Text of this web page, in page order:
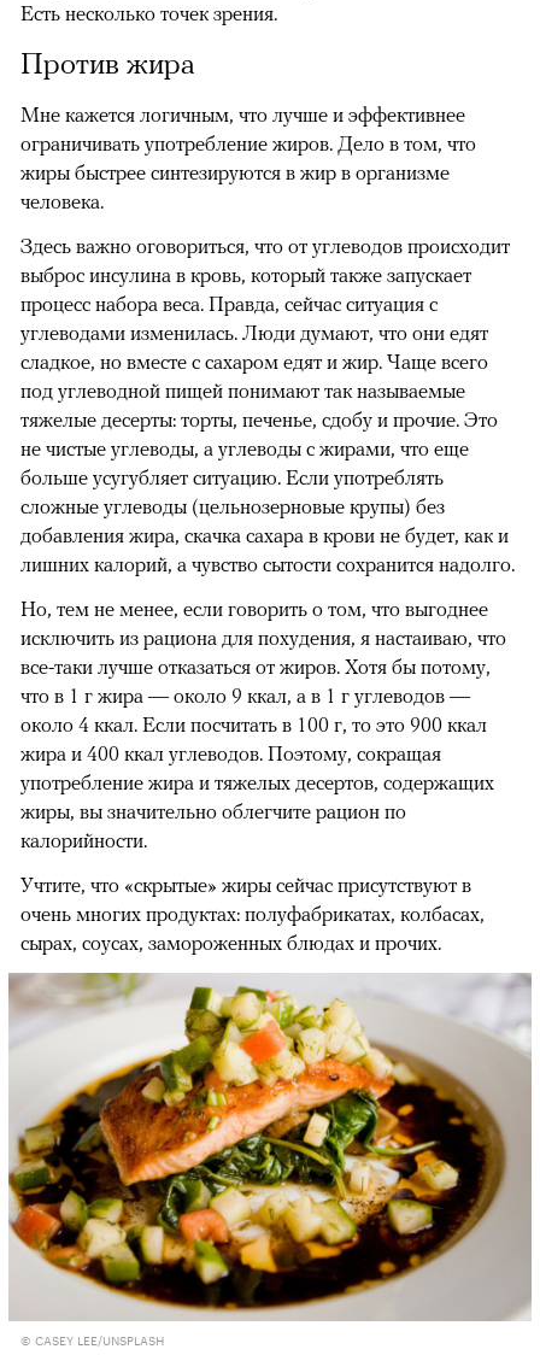
Есть несколько точек зрения.
Против жира
00:00 / 00:00
Мне кажется логичным, что лучше и эффективнее
ограничивать употребление жиров. Дело в том, что
жиры быстрее синтезируются в жир в организме
человека.
Здесь важно оговориться, что от углеводов происходит
выброс инсулина в кровь, который также запускает
процесс набора веса. Правда, сейчас ситуация с
углеводами изменилась. Люди думают, что они едят
сладкое, но вместе с сахаром едят и жир. Чаще всего
под углеводной пищей понимают так называемые
тяжелые десерты: торты, печенье, сдобу и прочие. Это
не чистые углеводы, а углеводы с жирами, что еще
больше усугубляет ситуацию. Если употреблять
сложные углеводы (цельнозерновые крупы) без
добавления жира, скачка сахара в крови не будет, как и
лишних калорий, а чувство сытости сохранится надолго.
Но, тем не менее, если говорить о том, что выгоднее
исключить из рациона для похудения, я настаиваю, что
все-таки лучше отказаться от жиров. Хотя бы потому,
что в 1 г жира — около 9 ккал, а в 1 г углеводов —
около 4 ккал. Если посчитать в 100 г, то это 900 ккал
жира и 400 ккал углеводов. Поэтому, сокращая
употребление жира и тяжелых десертов, содержащих
жиры, вы значительно облегчите рацион по
калорийности.
Учтите, что «скрытые» жиры сейчас присутствуют в
очень многих продуктах: полуфабрикатах, колбасах,
сырах, соусах, замороженных блюдах и прочих.
© CASEY LEE/UNSPLASH